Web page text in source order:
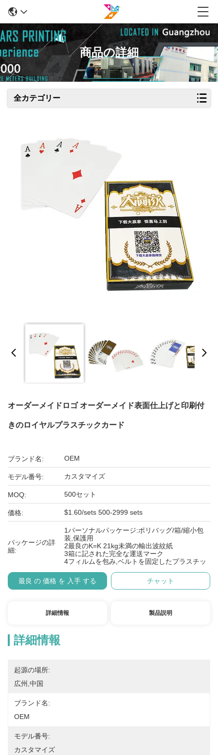
商品の詳細
全カテゴリー
オーダーメイドロゴ オーダーメイド表面仕上げと印刷付
きのロイヤルプラスチックカード
ブランド名: OEM
モデル番号: カスタマイズ
MOQ: 500セット
価格: $1.60/sets 500-2999 sets
パッケージの詳
細:
1パーソナルパッケージ:ポリバッグ/箱/縮小包
装,保護用
2最良のK=K 21kg未満の輸出波紋紙
3箱に記された完全な運送マーク
4フィルムを包み,ベルトを固定したプラスチッ
最良 の 価格 を 入手 する チャット
詳細情報 製品説明
詳細情報
起源の場所:
広州,中国
ブランド名:
OEM
モデル番号:
カスタマイズ